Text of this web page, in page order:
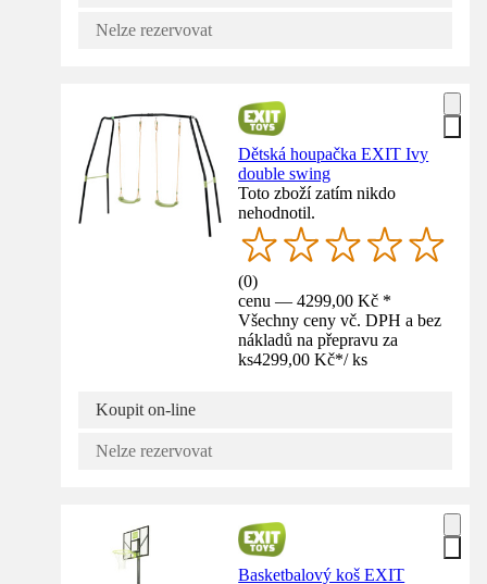
Nelze rezervovat
Dětská houpačka EXIT Ivy
double swing
Toto zboží zatím nikdo
nehodnotil.
(0)
cenu — 4299,00 Kč *
Všechny ceny vč. DPH a bez
nákladů na přepravu za
ks4299,00 Kč*/ ks
Koupit on-line
Nelze rezervovat
Basketbalový koš EXIT